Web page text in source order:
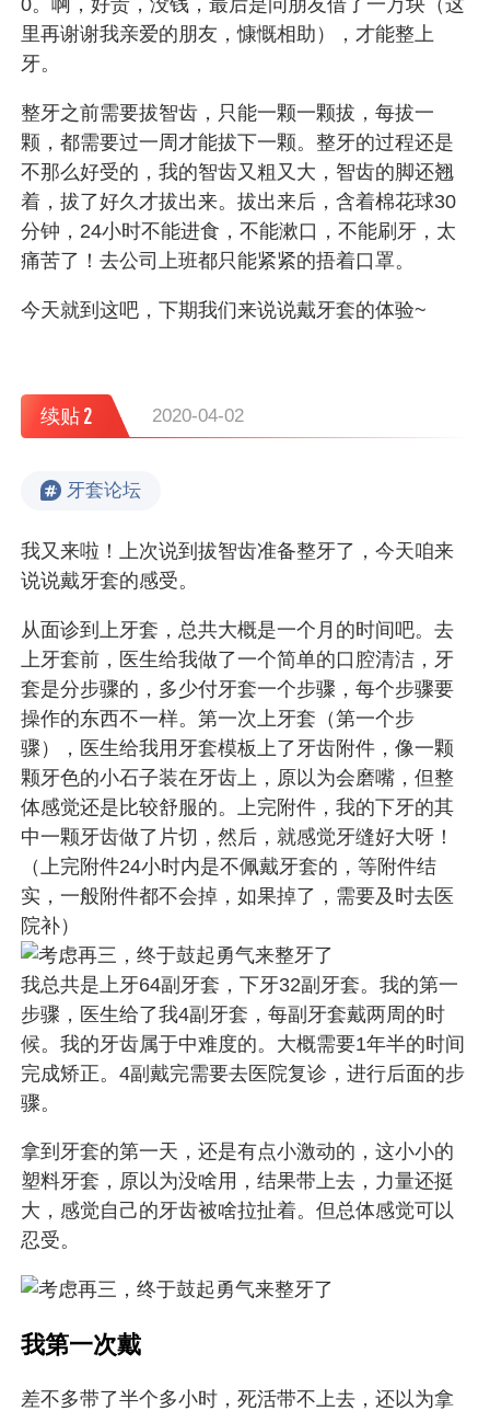
里再谢谢我亲爱的朋友，慷慨相助），才能整上
牙。
整牙之前需要拔智齿，只能一颗一颗拔，每拔一
颗，都需要过一周才能拔下一颗。整牙的过程还是
不那么好受的，我的智齿又粗又大，智齿的脚还翘
着，拔了好久才拔出来。拔出来后，含着棉花球30
分钟，24小时不能进食，不能漱口，不能刷牙，太
痛苦了！去公司上班都只能紧紧的捂着口罩。
今天就到这吧，下期我们来说说戴牙套的体验~
续贴 2 2020-04-02
牙套论坛
我又来啦！上次说到拔智齿准备整牙了，今天咱来
说说戴牙套的感受。
从面诊到上牙套，总共大概是一个月的时间吧。去
上牙套前，医生给我做了一个简单的口腔清洁，牙
套是分步骤的，多少付牙套一个步骤，每个步骤要
操作的东西不一样。第一次上牙套（第一个步
骤），医生给我用牙套模板上了牙齿附件，像一颗
颗牙色的小石子装在牙齿上，原以为会磨嘴，但整
体感觉还是比较舒服的。上完附件，我的下牙的其
中一颗牙齿做了片切，然后，就感觉牙缝好大呀！
（上完附件24小时内是不佩戴牙套的，等附件结
实，一般附件都不会掉，如果掉了，需要及时去医
院补）
我总共是上牙64副牙套，下牙32副牙套。我的第一
步骤，医生给了我4副牙套，每副牙套戴两周的时
候。我的牙齿属于中难度的。大概需要1年半的时间
完成矫正。4副戴完需要去医院复诊，进行后面的步
骤。
拿到牙套的第一天，还是有点小激动的，这小小的
塑料牙套，原以为没啥用，结果带上去，力量还挺
大，感觉自己的牙齿被啥拉扯着。但总体感觉可以
忍受。
我第一次戴
差不多带了半个多小时，死活带不上去，还以为拿